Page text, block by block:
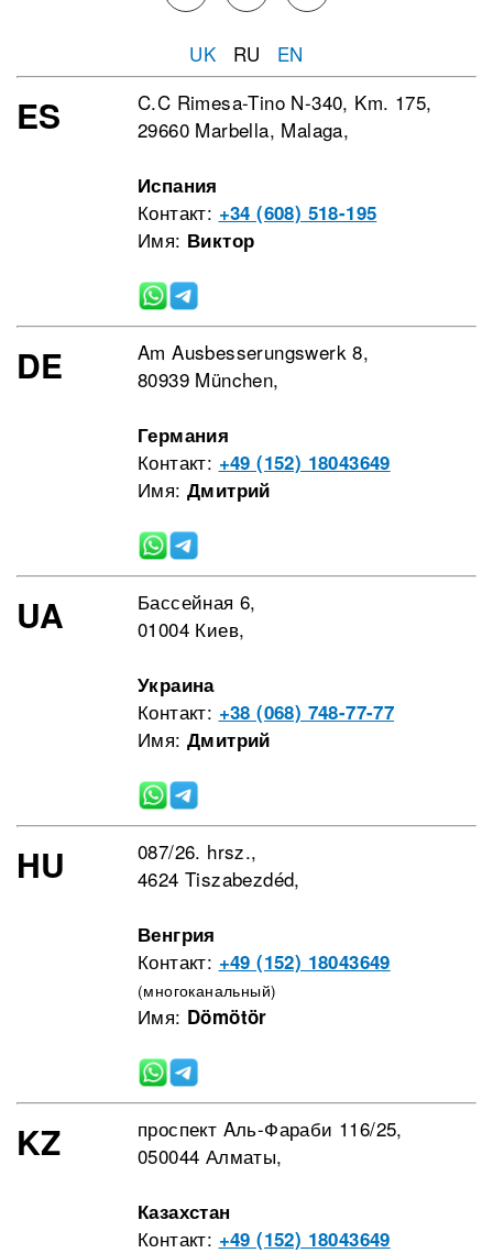
UK RU EN
ES
C.C Rimesa-Tino N-340, Km. 175,
29660 Marbella, Malaga,
Испания
Контакт: +34 (608) 518-195
Имя: Виктор
DE
Am Ausbesserungswerk 8,
80939 München,
Германия
Контакт: +49 (152) 18043649
Имя: Дмитрий
UA
Бассейная 6,
01004 Киев,
Украина
Контакт: +38 (068) 748-77-77
Имя: Дмитрий
HU
087/26. hrsz.,
4624 Tiszabezdéd,
Венгрия
Контакт: +49 (152) 18043649
(многоканальный)
Имя: Dömötör
KZ
проспект Aль-Фараби 116/25,
050044 Алматы,
Казахстан
Контакт: +49 (152) 18043649